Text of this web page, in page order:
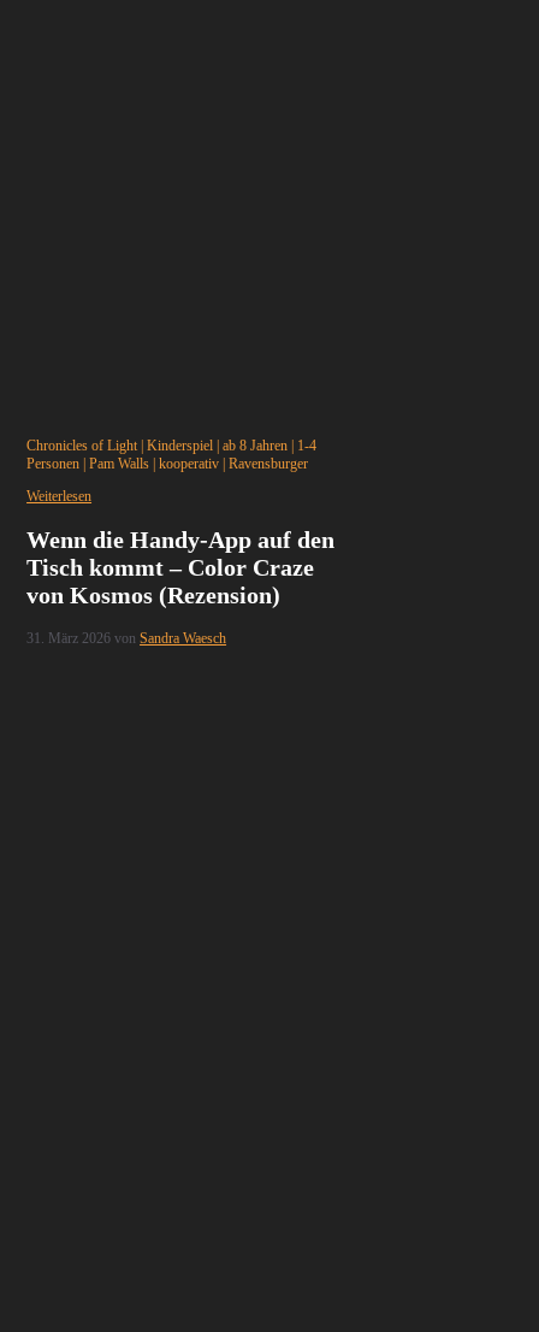
Chronicles of Light Kinderspiel ab 8 Jahren
1-4
Personen Pam Walls kooperativ Ravensburger
Weiterlesen
Wenn die Handy-App auf den
Tisch kommt – Color Craze
von Kosmos (Rezension)
31. März 2026 vonSandra Waesch